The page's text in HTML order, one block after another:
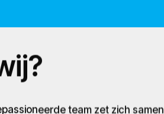
team zet zich samen